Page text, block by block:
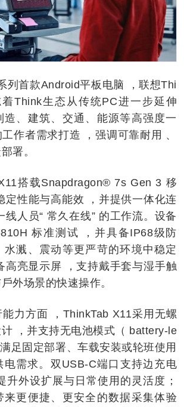
首款Android平板电脑 ，联想Thi
着Think生态从传统PC进一步延伸
造、建筑、交通、能源等高强度一
作者需求打造 ，强调可靠耐用 、
署。
搭载Snapdragon® 7s Gen 3 移
定性能与高能效 ，并提供一体化连
线人员“ 常久在线” 的工作流。设备
标准测试 ，并具备IP68级防
水溅、震动等更严苛的环境中稳定
高亮显⽰屏 ，支持戴手套与湿手触
外场景的快速操作。
方面 ，ThinkTab X11采用无螺
，并支持无电池模式（ battery-le
足固定部署、车载安装或轮班使用
电需求。双USB-C端口支持边充电
升外设扩展与日常使用的灵活度；
来更便捷、更安全的数据采集体验